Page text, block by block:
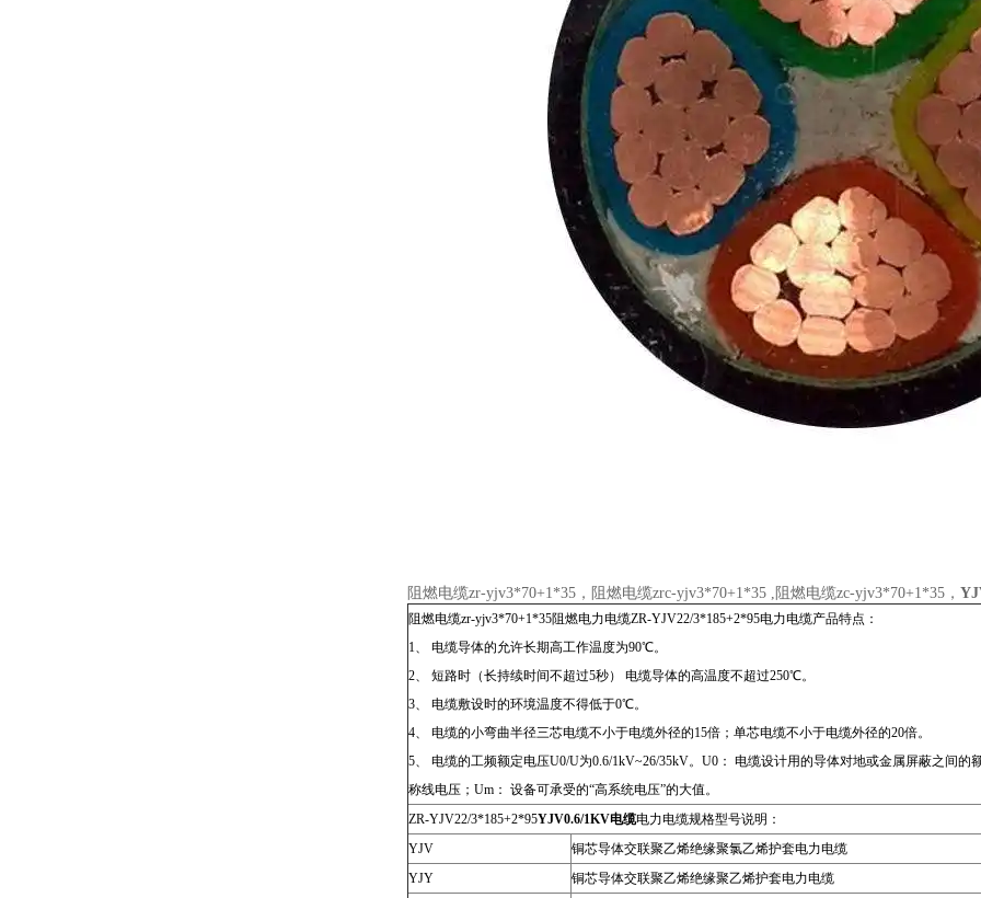
阻燃电缆zr-yjv3*70+1*35，阻燃电缆zrc-yjv3*70+1*35 ,阻燃电缆zc-yjv3*70+1*35，
阻燃电缆zr-yjv3*70+1*35阻燃电力电缆ZR-YJV22/3*185+2*95电力电缆产品特点：
1、 电缆导体的允许长期高工作温度为90℃。
2、 短路时（长持续时间不超过5秒） 电缆导体的高温度不超过250℃。
3、 电缆敷设时的环境温度不得低于0℃。
4、 电缆的小弯曲半径三芯电缆不小于电缆外径的15倍；单芯电缆不小于电缆外径的20倍。
5、 电缆的工频额定电压U0/U为0.6/1kV~26/35kV。U0： 电缆设计用的导体对地或金属屏蔽之间
称线电压；Um： 设备可承受的“高系统电压”的大值。
ZR-YJV22/3*185+2*95YJV0.6/1KV电缆电力电缆规格型号说明：
YJV
铜芯导体交联聚乙烯绝缘聚氯乙烯护套电力电缆
YJY
铜芯导体交联聚乙烯绝缘聚乙烯护套电力电缆